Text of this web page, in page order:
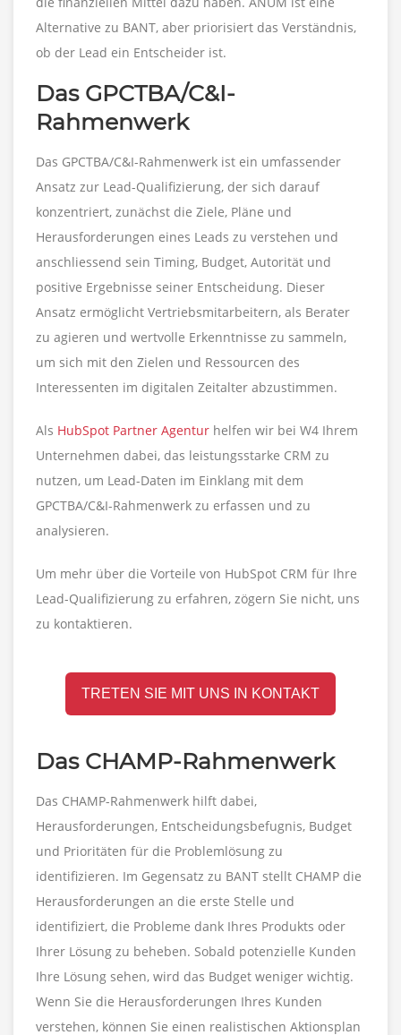
Alternative zu BANT, aber priorisiert das Verständnis,
ob der Lead ein Entscheider ist.
Das GPCTBA/C&I-
Rahmenwerk
Das GPCTBA/C&I-Rahmenwerk ist ein umfassender
Ansatz zur Lead-Qualifizierung, der sich darauf
konzentriert, zunächst die Ziele, Pläne und
Herausforderungen eines Leads zu verstehen und
anschliessend sein Timing, Budget, Autorität und
positive Ergebnisse seiner Entscheidung. Dieser
Ansatz ermöglicht Vertriebsmitarbeitern, als Berater
zu agieren und wertvolle Erkenntnisse zu sammeln,
um sich mit den Zielen und Ressourcen des
Interessenten im digitalen Zeitalter abzustimmen.
Als HubSpot Partner Agentur helfen wir bei W4 Ihrem
Unternehmen dabei, das leistungsstarke CRM zu
nutzen, um Lead-Daten im Einklang mit dem
GPCTBA/C&I-Rahmenwerk zu erfassen und zu
analysieren.
Um mehr über die Vorteile von HubSpot CRM für Ihre
Lead-Qualifizierung zu erfahren, zögern Sie nicht, uns
zu kontaktieren.
TRETEN SIE MIT UNS IN KONTAKT
Das CHAMP-Rahmenwerk
Das CHAMP-Rahmenwerk hilft dabei,
Herausforderungen, Entscheidungsbefugnis, Budget
und Prioritäten für die Problemlösung zu
identifizieren. Im Gegensatz zu BANT stellt CHAMP die
Herausforderungen an die erste Stelle und
identifiziert, die Probleme dank Ihres Produkts oder
Ihrer Lösung zu beheben. Sobald potenzielle Kunden
Ihre Lösung sehen, wird das Budget weniger wichtig.
Wenn Sie die Herausforderungen Ihres Kunden
verstehen, können Sie einen realistischen Aktionsplan